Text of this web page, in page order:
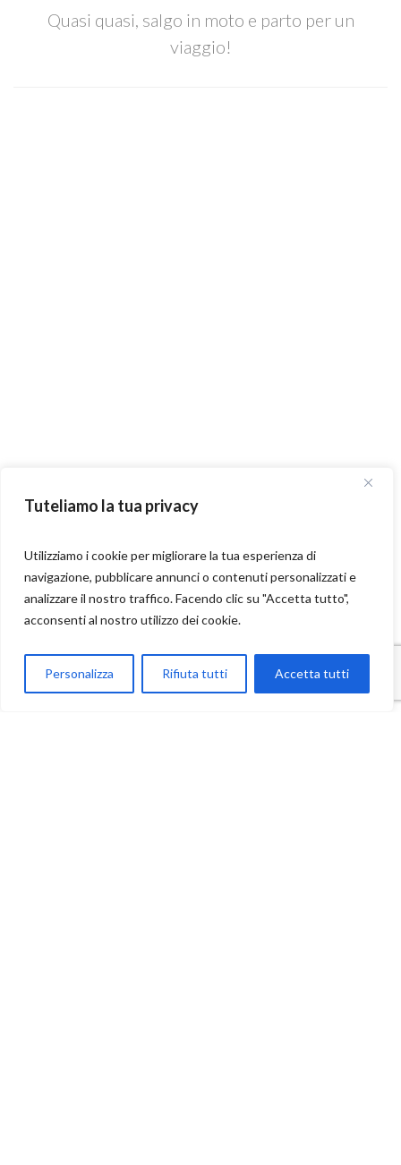
Tuteliamo la tua privacy
Utilizziamo i cookie per migliorare la tua esperienza di
navigazione, pubblicare annunci o contenuti personalizzati e
analizzare il nostro traffico. Facendo clic su "Accetta tutto",
acconsenti al nostro utilizzo dei cookie.
Personalizza Rifiuta tutti Accetta tutti
Quasi quasi, salgo in moto e parto per un
viaggio!
Parla con Motoexplora
Open chaty